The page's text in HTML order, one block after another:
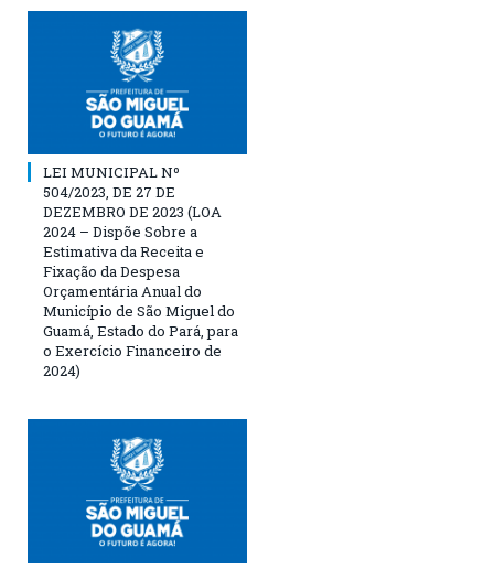
LEI MUNICIPAL Nº
504/2023, DE 27 DE
DEZEMBRO DE 2023 (LOA
2024 – Dispõe Sobre a
Estimativa da Receita e
Fixação da Despesa
Orçamentária Anual do
Município de São Miguel do
Guamá, Estado do Pará, para
o Exercício Financeiro de
2024)